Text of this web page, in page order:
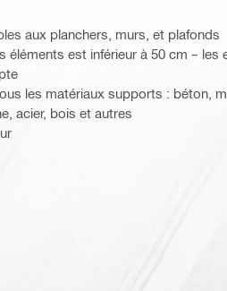
aux planchers, murs, et plafonds
éléments est inférieur à 50 cm – les
les matériaux supports : béton,
acier, bois et autres